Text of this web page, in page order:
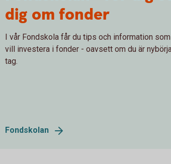
dig om fonder
I vår Fondskola får du tips och information
vill investera i fonder - oavsett om du är
tag.
Fondskolan